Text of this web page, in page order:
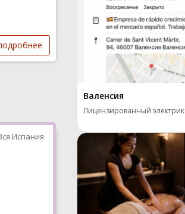
Испания
Валенсия
Лицензированный электрик